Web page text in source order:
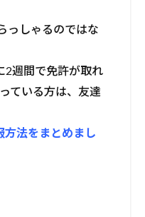
っしゃるのではな
2週間で免許が取れ
ている方は、友達
方法をまとめまし